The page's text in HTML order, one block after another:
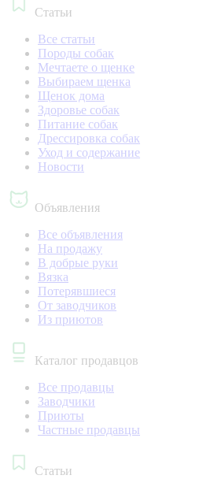
Статьи
Все статьи
Породы собак
Мечтаете о щенке
Выбираем щенка
Щенок дома
Здоровье собак
Питание собак
Дрессировка собак
Уход и содержание
Новости
Объявления
Все объявления
На продажу
В добрые руки
Вязка
Потерявшиеся
От заводчиков
Из приютов
Каталог продавцов
Все продавцы
Заводчики
Приюты
Частные продавцы
Статьи